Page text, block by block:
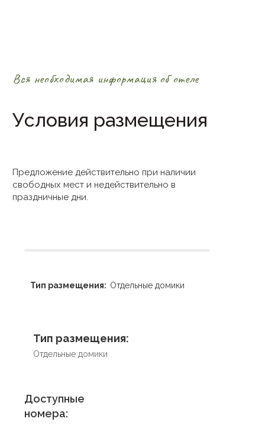
Вся необходимая информация об отеле
Условия размещения
Предложение действительно при наличии
свободных мест и недействительно в
праздничные дни.
Тип размещения: Отдельные домики
Тип размещения:
Отдельные домики
Доступные
номера: